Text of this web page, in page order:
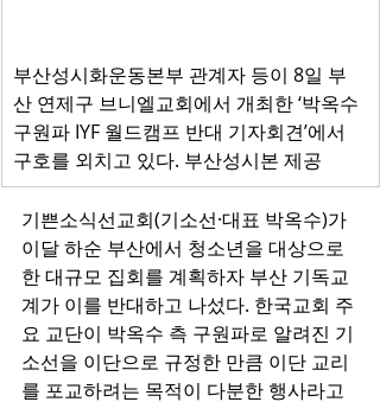
부산성시화운동본부 관계자 등이 8일 부
산 연제구 브니엘교회에서 개최한 ‘박옥수
구원파 IYF 월드캠프 반대 기자회견’에서
구호를 외치고 있다. 부산성시본 제공
기쁜소식선교회(기소선·대표 박옥수)가
이달 하순 부산에서 청소년을 대상으로
한 대규모 집회를 계획하자 부산 기독교
계가 이를 반대하고 나섰다. 한국교회 주
요 교단이 박옥수 측 구원파로 알려진 기
소선을 이단으로 규정한 만큼 이단 교리
를 포교하려는 목적이 다분한 행사라고